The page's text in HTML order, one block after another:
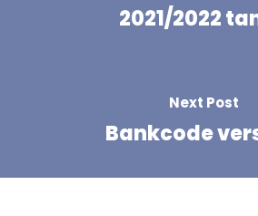
2021/2022
Next Post
Bankcode